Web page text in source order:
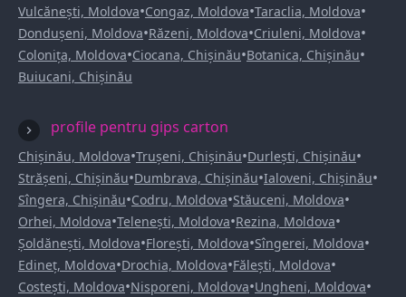
Vulcănești, Moldova•Congaz, Moldova•Taraclia, Moldova•
Dondușeni, Moldova•Răzeni, Moldova•Criuleni, Moldova•
Colonița, Moldova•Ciocana, Chișinău•Botanica, Chișinău•
Buiucani, Chișinău
profile pentru gips carton
Chișinău, Moldova•Trușeni, Chișinău•Durlești, Chișinău•
Strășeni, Chișinău•Dumbrava, Chișinău•Ialoveni, Chișinău•
Sîngera, Chișinău•Codru, Moldova•Stăuceni, Moldova•
Orhei, Moldova•Telenești, Moldova•Rezina, Moldova•
Șoldănești, Moldova•Florești, Moldova•Sîngerei, Moldova•
Edineț, Moldova•Drochia, Moldova•Fălești, Moldova•
Costești, Moldova•Nisporeni, Moldova•Ungheni, Moldova•